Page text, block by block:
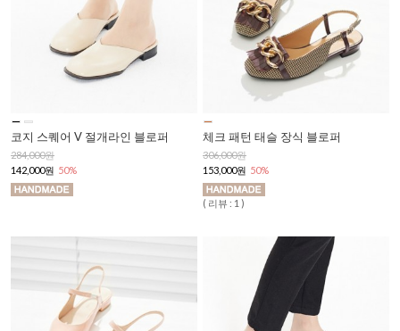
코지 스퀘어 V 절개라인 블로퍼
284,000원
142,000원 50%
체크 패턴 태슬 장식 블로퍼
306,000원
153,000원 50%
( 리뷰 : 1 )